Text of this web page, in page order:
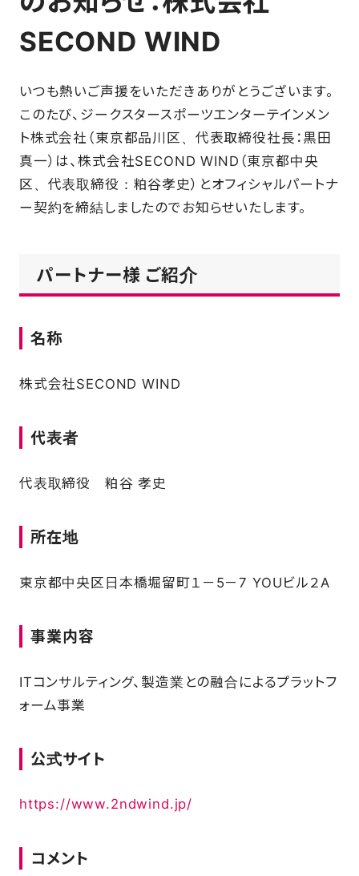
FAN CLUB
CSR
SCHOOL
SHOP
CONTACT
お問い合わせ
FAQ
SECOND WIND
いつも熱いご声援をいただきありがとうございます。
このたび、ジークスタースポーツエンターテインメン
ト株式会社（東京都品川区、代表取締役社長：黒田
真一）は、株式会社SECOND WIND（東京都中央
区、代表取締役：粕谷孝史）とオフィシャルパートナ
ー契約を締結しましたのでお知らせいたします。
パートナー様 ご紹介
名称
株式会社SECOND WIND
代表者
代表取締役 粕谷 孝史
所在地
東京都中央区日本橋堀留町１－5－7 YOUビル２A
事業内容
ITコンサルティング、製造業との融合によるプラットフ
ォーム事業
公式サイト
https://www.2ndwind.jp/
コメント